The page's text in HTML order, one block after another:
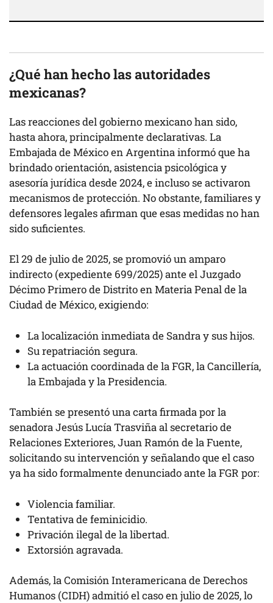
¿Qué han hecho las autoridades
mexicanas?
Las reacciones del gobierno mexicano han sido,
hasta ahora, principalmente declarativas. La
Embajada de México en Argentina informó que ha
brindado orientación, asistencia psicológica y
asesoría jurídica desde 2024, e incluso se activaron
mecanismos de protección. No obstante, familiares y
defensores legales afirman que esas medidas no han
sido suficientes.
El 29 de julio de 2025, se promovió un amparo
indirecto (expediente 699/2025) ante el Juzgado
Décimo Primero de Distrito en Materia Penal de la
Ciudad de México, exigiendo:
La localización inmediata de Sandra y sus hijos.
Su repatriación segura.
La actuación coordinada de la FGR, la Cancillería,
la Embajada y la Presidencia.
También se presentó una carta firmada por la
senadora Jesús Lucía Trasviña al secretario de
Relaciones Exteriores, Juan Ramón de la Fuente,
solicitando su intervención y señalando que el caso
ya ha sido formalmente denunciado ante la FGR por:
Violencia familiar.
Tentativa de feminicidio.
Privación ilegal de la libertad.
Extorsión agravada.
Además, la Comisión Interamericana de Derechos
Humanos (CIDH) admitió el caso en julio de 2025, lo